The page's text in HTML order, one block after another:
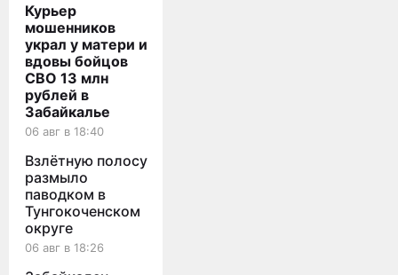
Курьер
мошенников
украл у матери и
вдовы бойцов
СВО 13 млн
рублей в
Забайкалье
06 авг в 18:40
Взлётную полосу
размыло
паводком в
Тунгокоченском
округе
06 авг в 18:26